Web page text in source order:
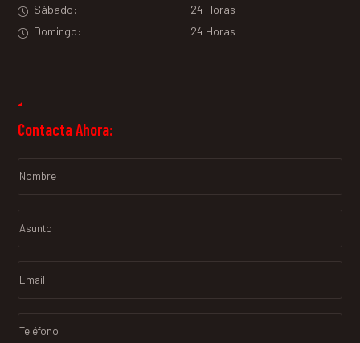
Sábado:
24 Horas
Domingo:
24 Horas
Contacta Ahora: